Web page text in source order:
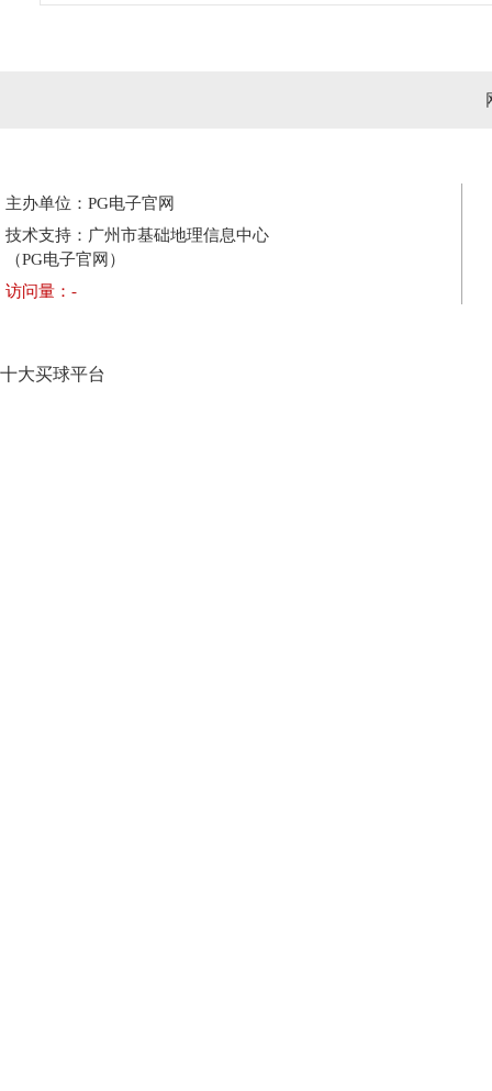
主办单位：PG电子官网
技术支持：广州市基础地理信息中心
（PG电子官网）
访问量： -
十大买球平台